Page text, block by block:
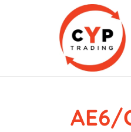
CYP Trading
AE6/